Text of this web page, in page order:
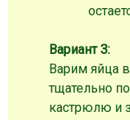
Вариант 3:
Варим яйца
тщательно
кастрюлю и